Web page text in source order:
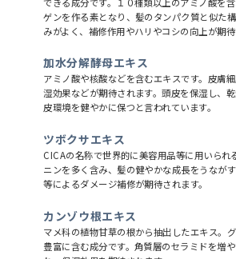
ゲンを作る素となり、髪のタンパク質と似た
みがよく、補修作用やハリやコシの向上が期待
加水分解酵母エキス
アミノ酸や核酸などを含むエキスです。皮膚
湿効果などが期待されます。頭皮を保湿し、
皮環境を健やかに保つと言われています。
ツボクサエキス
CICAの名称で世界的に美容用品等に用いられ
ニンを多く含み、髪の健やかな成長をうなが
等によるダメージ補修が期待されます。
カンゾウ根エキス
マメ科の植物甘草の根から抽出したエキス。
豊富に含む成分です。角質層のセラミドを増